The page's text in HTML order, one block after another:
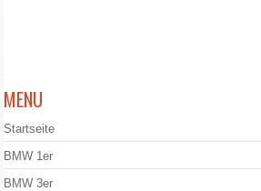
MENU
Startseite
BMW 1er
BMW 3er